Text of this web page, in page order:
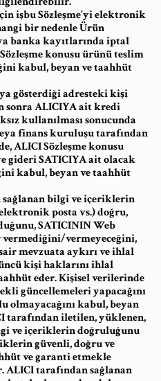
işbu Sözleşme’yi elektronik
bir nedenle Ürün
banka kayıtlarında iptal
konusu ürünü teslim
kabul, beyan ve taahhüt
gösterdiği adresteki kişi
sonra ALICIYA ait kredi
kullanılması sonucunda
finans kuruluşu tarafından
ALICI Sözleşme konusu
gideri SATICIYA ait olacak
kabul, beyan ve taahhüt
sağlanan bilgi ve içeriklerin
posta vs.) doğru,
SATICININ Web
vermeyeceğini,
mevzuata aykırı ve ihlal
kişi haklarını ihlal
eder. Kişisel verilerinde
güncellemeleri yapacağını
olmayacağını kabul, beyan
tarafından iletilen, yüklenen,
ve içeriklerin doğruluğunu
güvenli, doğru ve
ve garanti etmekle
tarafından sağlanan